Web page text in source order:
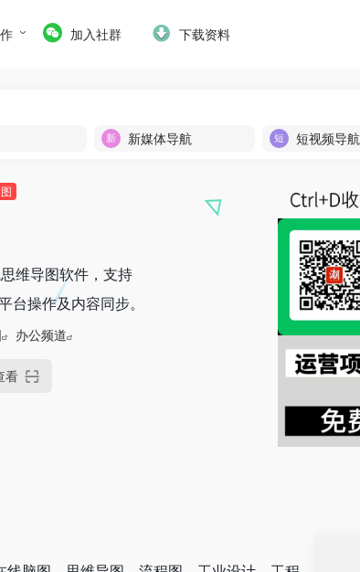
加入社群 下载资料
新媒体导航 短视频导航
维导图软件，支持
操作及内容同步。
办公频道
看